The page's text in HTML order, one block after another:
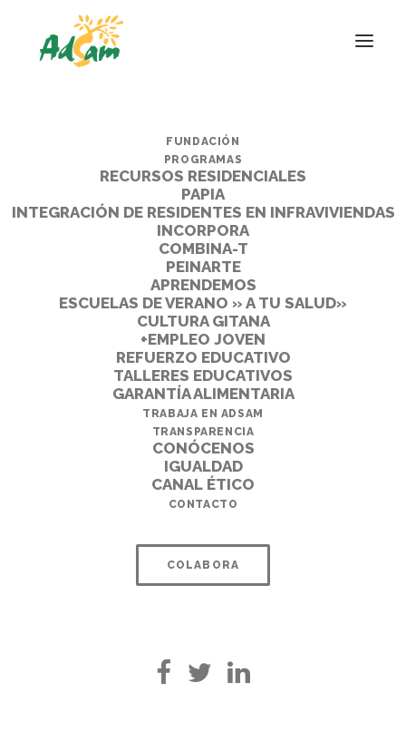
FUNDACIÓN
PROGRAMAS
RECURSOS RESIDENCIALES
PAPIA
INTEGRACIÓN DE RESIDENTES EN INFRAVIVIENDAS
INCORPORA
COMBINA-T
PEINARTE
APRENDEMOS
ESCUELAS DE VERANO » A TU SALUD»
CULTURA GITANA
+EMPLEO JOVEN
REFUERZO EDUCATIVO
TALLERES EDUCATIVOS
GARANTÍA ALIMENTARIA
TRABAJA EN ADSAM
TRANSPARENCIA
CONÓCENOS
IGUALDAD
CANAL ÉTICO
CONTACTO
COLABORA